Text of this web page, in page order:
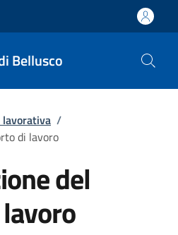
Bellusco
/
di lavoro
del